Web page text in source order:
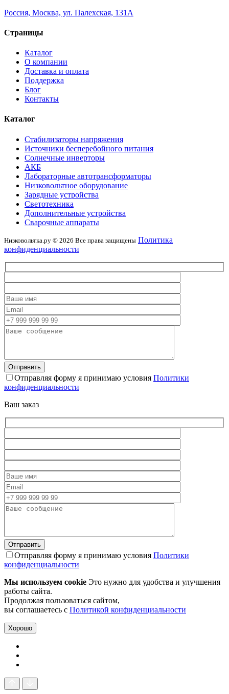
Россия, Москва, ул. Палехская, 131А
Страницы
Каталог
О компании
Доставка и оплата
Поддержка
Блог
Контакты
Каталог
Стабилизаторы напряжения
Источники бесперебойного питания
Солнечные инверторы
АКБ
Лабораторные автотрансформаторы
Низковольтное оборудование
Зарядные устройства
Светотехника
Дополнительные устройства
Сварочные аппараты
Низковольтка.ру © 2026 Все права защищены Политика
конфиденциальности
Отправляя форму я принимаю условия Политики
конфиденциальности
Ваш заказ
Отправляя форму я принимаю условия Политики
конфиденциальности
Мы используем cookie Это нужно для удобства и улучшения
работы сайта.
Продолжая пользоваться сайтом,
вы соглашаетесь с Политикой конфиденциальности
Хорошо